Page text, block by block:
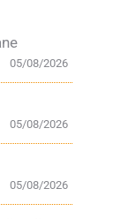
05/08/2026
05/08/2026
05/08/2026